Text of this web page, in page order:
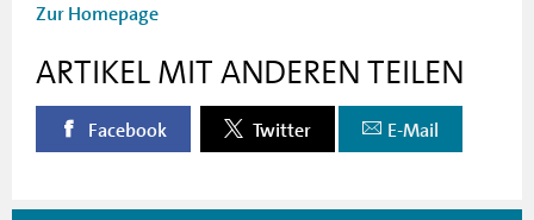
Zur Homepage
ARTIKEL MIT ANDEREN TEILEN
Facebook Twitter E-Mail